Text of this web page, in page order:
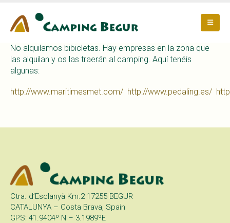
No alquilamos bibicletas. Hay empresas en la zona que
las alquilan y os las traerán al camping. Aquí tenéis
algunas:
http://www.maritimesmet.com/ http://www.pedaling.es/
Ctra. d’Esclanyà Km.2 17255 BEGUR
CATALUNYA – Costa Brava, Spain
GPS: 41.9404º N – 3.1989ºE